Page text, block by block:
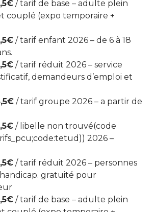
/ tarif de base – adulte plein
couplé (expo temporaire +
/ tarif enfant 2026 – de 6 à 18
/ tarif réduit 2026 – service
demandeurs d’emploi et
/ tarif groupe 2026 – a partir de
/ libelle non trouvé(code
2026 –
/ tarif réduit 2026 – personnes
gratuité pour
/ tarif de base – adulte plein